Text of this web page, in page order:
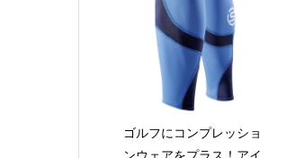
ゴルフにコンプレッショ